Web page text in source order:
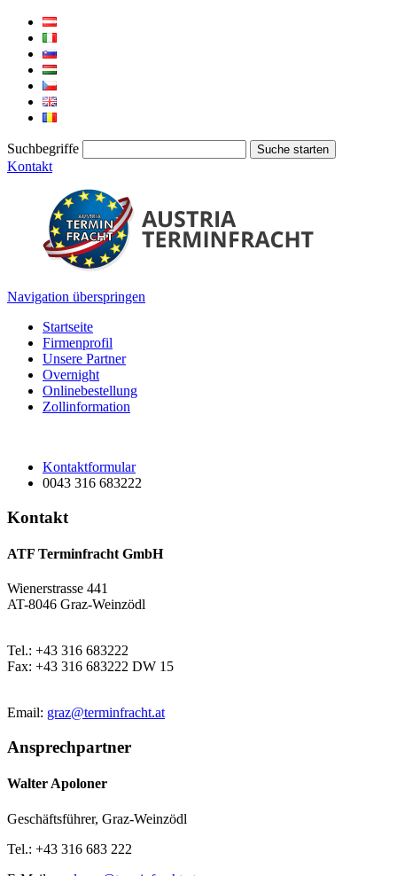
Suchbegriffe
Kontakt
Navigation überspringen
Startseite
Firmenprofil
Unsere Partner
Overnight
Onlinebestellung
Zollinformation
Kontaktformular
0043 316 683222
Kontakt
ATF Terminfracht GmbH
Wienerstrasse 441
AT-8046 Graz-Weinzödl
Tel.: +43 316 683222
Fax: +43 316 683222 DW 15
Email: graz@terminfracht.at
Ansprechpartner
Walter Apoloner
Geschäftsführer, Graz-Weinzödl
Tel.: +43 316 683 222